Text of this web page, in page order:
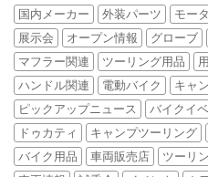
国内メーカー
外装パーツ モー
展示会
オープン情報 グローブ
マフラー関連
ツーリング用品
ハンドル関連
電動バイク キャ
ピックアップニュース
バイクイ
ドゥカティ
キャンプツーリング
バイク用品
車両販売店 ツーリ